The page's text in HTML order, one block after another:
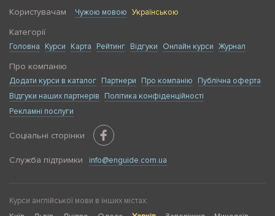
Користувачам Чужою мовою Українською
Категорії
Головна Курси Карта Рейтинг Відгуки Онлайн курси Журнал
Про компанію
Додати курси в каталог Партнери Про компанію
Публічна оферта
Відгуки наших партнерів
Політика конфіденційності
Рекламні послуги
Соціальні сторінки
Служба підтримки info@enguide.com.ua
Курси англійської мови в інших містах: